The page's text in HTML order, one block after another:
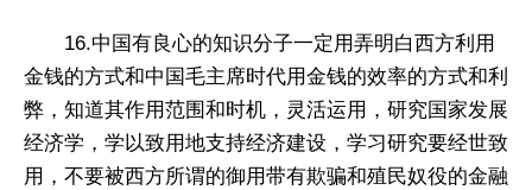
16.中国有良心的知识分子一定用弄明白西方利用
金钱的方式和中国毛主席时代用金钱的效率的方式和利
弊，知道其作用范围和时机，灵活运用，研究国家发展
经济学，学以致用地支持经济建设，学习研究要经世致
用，不要被西方所谓的御用带有欺骗和殖民奴役的金融